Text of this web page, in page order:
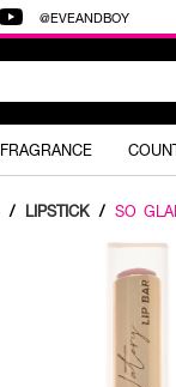
@EVEANDBOY
FRAGRANCE
/ LIPSTICK / SO